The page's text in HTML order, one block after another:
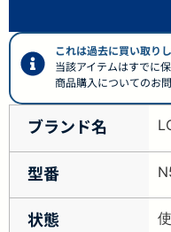
これは過去に買い取り
当該アイテムはすでに
商品購入についてのお
ブランド名
型番
状態